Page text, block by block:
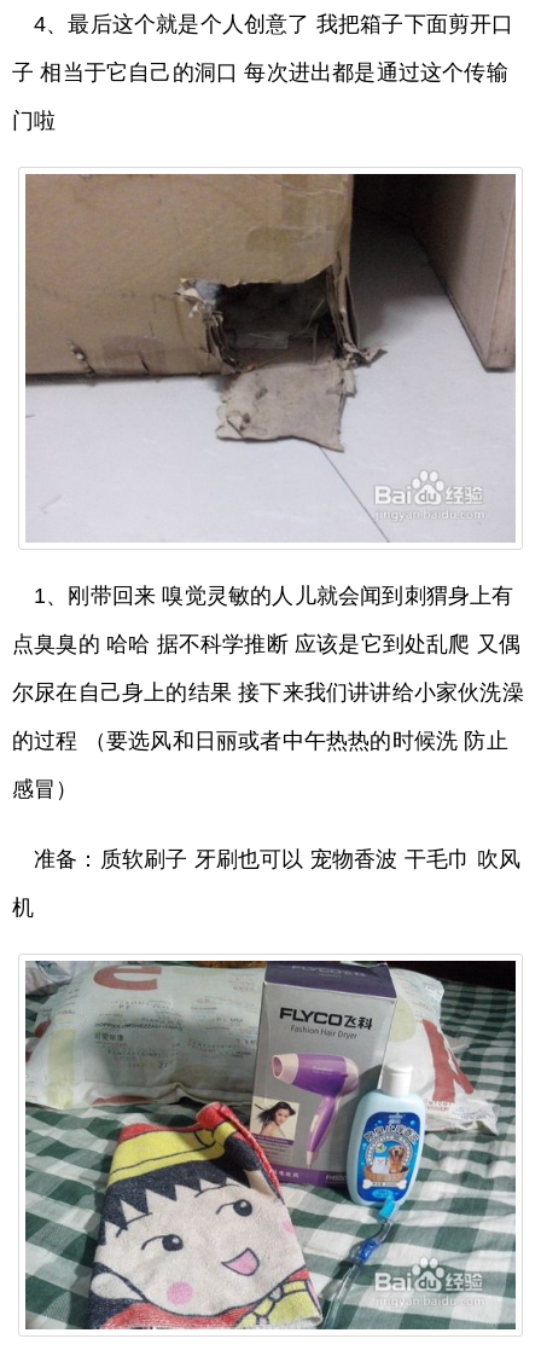
4、最后这个就是个人创意了 我把箱子下面剪开口
子 相当于它自己的洞口 每次进出都是通过这个传输
门啦
1、刚带回来 嗅觉灵敏的人儿就会闻到刺猬身上有
点臭臭的 哈哈 据不科学推断 应该是它到处乱爬 又偶
尔尿在自己身上的结果 接下来我们讲讲给小家伙洗澡
的过程 （要选风和日丽或者中午热热的时候洗 防止
感冒）
准备：质软刷子 牙刷也可以 宠物香波 干毛巾 吹风
机